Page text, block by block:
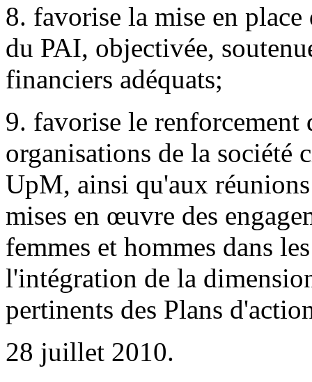
8. favorise la mise en
du PAI, objectivée,
financiers adéquats;
9. favorise le renforcement
organisations de la société
UpM, ainsi qu'aux
mises en œuvre des
femmes et hommes dans
l'intégration de la
pertinents des Plans
28 juillet 2010.